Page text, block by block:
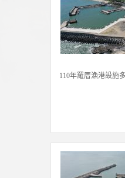
110年羅厝漁港設施